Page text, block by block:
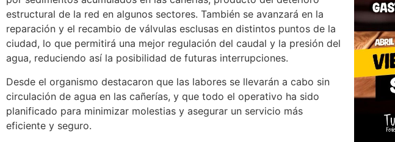
estructural de la red en algunos sectores. También se avanzará en la
reparación y el recambio de válvulas esclusas en distintos puntos de la
ciudad, lo que permitirá una mejor regulación del caudal y la presión del
agua, reduciendo así la posibilidad de futuras interrupciones.
Desde el organismo destacaron que las labores se llevarán a cabo sin
circulación de agua en las cañerías, y que todo el operativo ha sido
planificado para minimizar molestias y asegurar un servicio más
eficiente y seguro.